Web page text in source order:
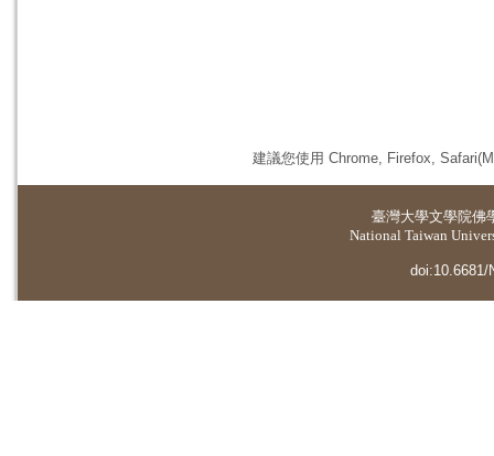
建議您使用 Chrome, Firefox,
臺灣大學文學院佛
National Taiwan
doi:10.6681/